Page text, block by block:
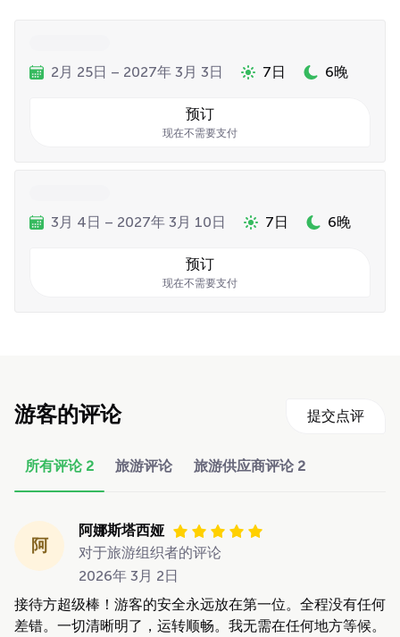
2月 25日 – 2027年 3月 3日 7日 6晚
预订
现在不需要支付
3月 4日 – 2027年 3月 10日 7日 6晚
预订
现在不需要支付
游客的评论 提交点评
所有评论 2 旅游评论 旅游供应商评论 2
阿
阿娜斯塔西娅
对于旅游组织者的评论
2026年 3月 2日
接待方超级棒！游客的安全永远放在第一位。全程没有任何
差错。一切清晰明了，运转顺畅。我无需在任何地方等候。